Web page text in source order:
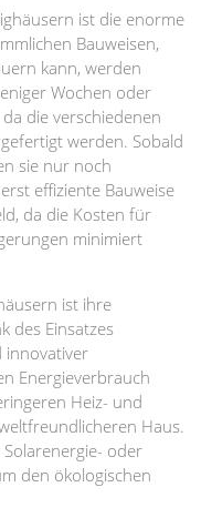
ist die enorme
Bauweisen,
kann, werden
Wochen oder
die verschiedenen
werden. Sobald
sie nur noch
effiziente Bauweise
da die Kosten für
minimiert
ist ihre
des Einsatzes
innovativer
Energieverbrauch
Heiz- und
Haus.
oder
den ökologischen